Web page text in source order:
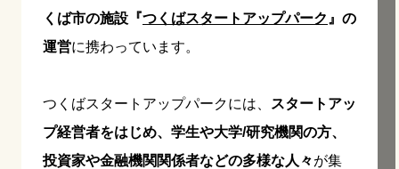
く ば市の施設『つくばスタートアップパーク 』の
運営に携わっています。
つくばスタートアップパークには、
スタートアッ
プ経営者をはじめ、学生や大学/研究機関の方、
投資家や金融機関関係者などの多様な人々が集